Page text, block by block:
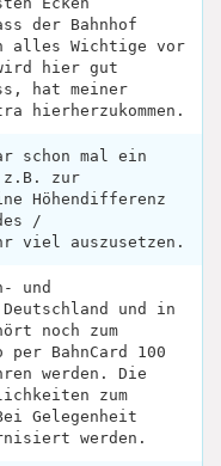
der Bahnhof
alles Wichtige vor
hier gut
hat meiner
hierherzukommen.
schon mal ein
z.B. zur
Höhendifferenz
/
viel auszusetzen.
und
und in
noch zum
BahnCard 100
werden. Die
zum
Gelegenheit
werden.